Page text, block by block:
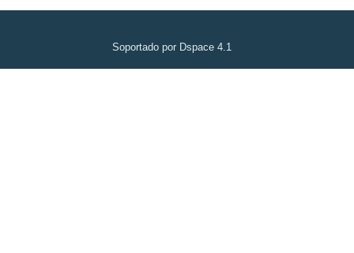
Soportado por Dspace 4.1